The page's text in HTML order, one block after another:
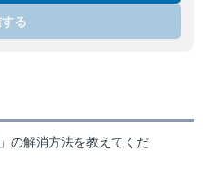
る
の解消方法を教えてくだ